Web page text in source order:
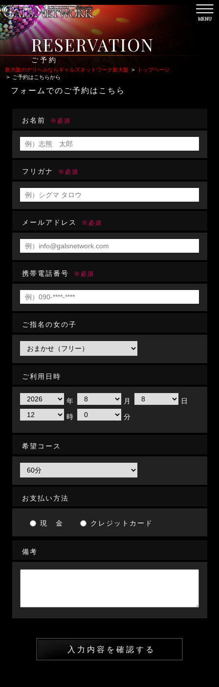
MENU
新大阪のデリヘルならギャルズネットワーク新大阪 >
トップページ
>
ご予約はこちらから
RESERVATION
ご予約
フォームでのご予約はこちら
お名前 ※必須
フリガナ ※必須
メールアドレス ※必須
携帯電話番号 ※必須
ご指名の女の子
ご利用日時
年 月 日
時 分
希望コース
お支払い方法
現 金 クレジットカード
備考
入力内容を確認する